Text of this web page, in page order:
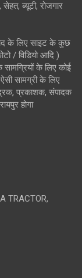
ब्यूटी, रोजगार
के लिए साइट के कुछ
/ विडियो आदि )
के लिए कोई
सामग्री के लिए
प्रकाशक, संपादक
होगा
TRACTOR,